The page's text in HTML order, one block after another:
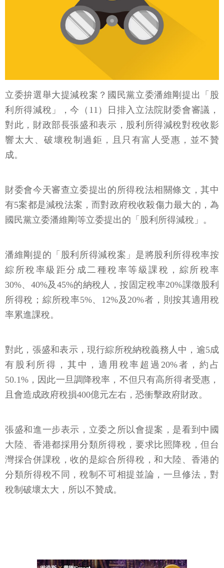
立委拚選舉大提減稅案？國民黨立委潘維剛提出「股
利所得減稅」，今（11）日排入立法院財委會審議，
對此，財政部長張盛和表示，股利所得減稅對稅收影
響太大、破壞稅制過鉅，且只有富人受惠，並不贊
成。
財委會今天審查立委提出的所得稅法相關條文，其中
有5案都是減稅法案，而對政府稅收殺傷力最大的，為
國民黨立委潘維剛等立委提出的「股利所得減稅」。
潘維剛提的「股利所得減稅案」是將股利所得稅率按
綜所稅率級距分成二種稅率等級課稅，綜所稅率
30%、40%及45%的納稅人，按固定稅率20%課徵股利
所得稅；綜所稅率5%、12%及20%者，則按其適用稅
率累進課稅。
對此，張盛和表示，現行綜所稅納稅義務人中，逾5成
有股利所得，其中，適用稅率超過20%者，約占
50.1%，因此一旦調降稅率，不但只有高所得者受惠，
且會造成政府稅損400億元左右，恐衝擊政府財政。
張盛和進一步表示，立委之所以會提案，是看到中國
大陸、香港都採用分類所得稅，要求比照降稅，但台
灣採合併課稅，收的是綜合所得稅，和大陸、香港的
分類所得稅不同，稅制不可相提並論，一旦修法，對
稅制破壞太大，所以不贊成。